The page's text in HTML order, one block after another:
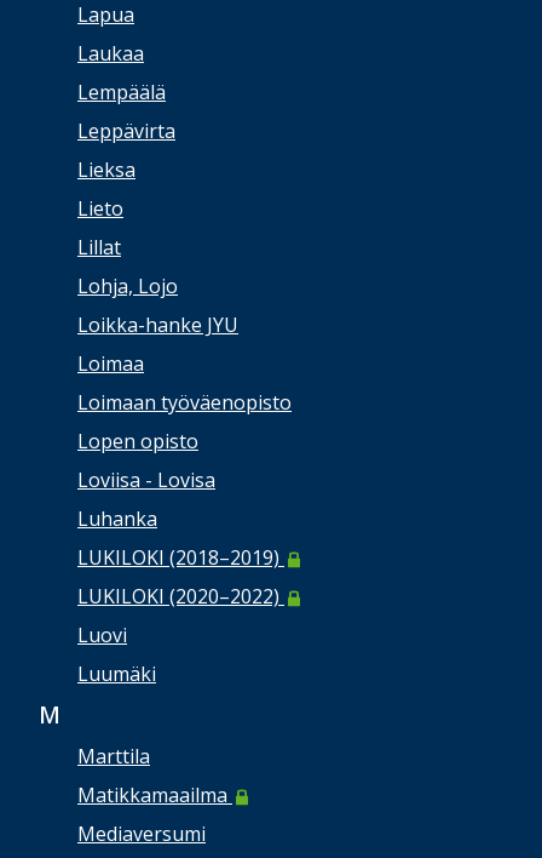
Lapua
Laukaa
Lempäälä
Leppävirta
Lieksa
Lieto
Lillat
Lohja, Lojo
Loikka-hanke JYU
Loimaa
Loimaan työväenopisto
Lopen opisto
Loviisa - Lovisa
Luhanka
LUKILOKI (2018–2019)
LUKILOKI (2020–2022)
Luovi
Luumäki
M
Marttila
Matikkamaailma
Mediaversumi